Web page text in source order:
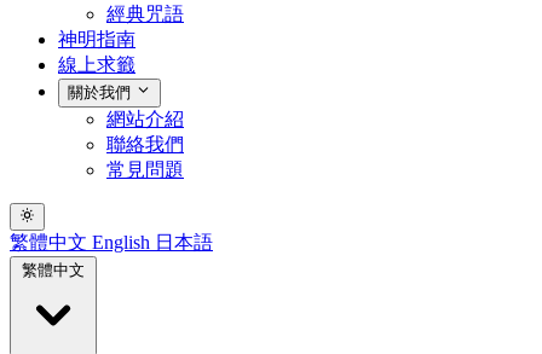
經典咒語
神明指南
線上求籤
關於我們
網站介紹
聯絡我們
常見問題
繁體中文 English 日本語
繁體中文